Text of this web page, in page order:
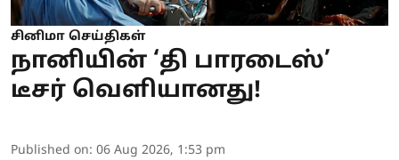
சினிமா செய்திகள்
நானியின் ‘தி பாரடைஸ்’
டீசர் வெளியானது!
Published on: 06 Aug 2026, 1:53 pm